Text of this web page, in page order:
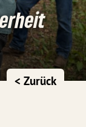
< Zurück